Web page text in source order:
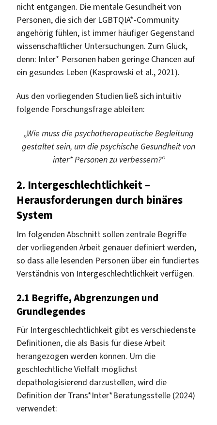
nicht entgangen. Die mentale Gesundheit von
Personen, die sich der LGBTQIA*-Community
angehörig fühlen, ist immer häufiger Gegenstand
wissenschaftlicher Untersuchungen. Zum Glück,
denn: Inter* Personen haben geringe Chancen auf
ein gesundes Leben (Kasprowski et al., 2021).
Aus den vorliegenden Studien ließ sich intuitiv
folgende Forschungsfrage ableiten:
„Wie muss die psychotherapeutische Begleitung
gestaltet sein, um die psychische Gesundheit von
inter* Personen zu verbessern?“
2. Intergeschlechtlichkeit –
Herausforderungen durch binäres
System
Im folgenden Abschnitt sollen zentrale Begriffe
der vorliegenden Arbeit genauer definiert werden,
so dass alle lesenden Personen über ein fundiertes
Verständnis von Intergeschlechtlichkeit verfügen.
2.1 Begriffe, Abgrenzungen und
Grundlegendes
Für Intergeschlechtlichkeit gibt es verschiedenste
Definitionen, die als Basis für diese Arbeit
herangezogen werden können. Um die
geschlechtliche Vielfalt möglichst
depathologisierend darzustellen, wird die
Definition der Trans*Inter*Beratungsstelle (2024)
verwendet: